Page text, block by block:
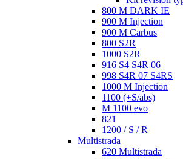
800 M DARK IE
900 M Injection
900 M Carbus
800 S2R
1000 S2R
916 S4 S4R 06
998 S4R 07 S4RS
1000 M Injection
1100 (+S/abs)
M 1100 evo
821
1200 / S / R
Multistrada
620 Multistrada